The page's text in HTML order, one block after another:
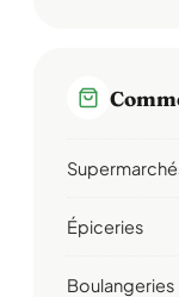
Épiceries
Boulangeries